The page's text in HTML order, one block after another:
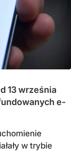
13 września
e-
w trybie